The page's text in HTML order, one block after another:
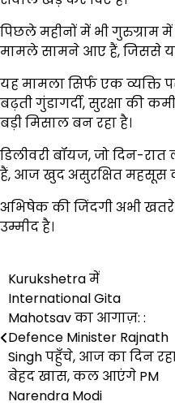
पिछले महीनों में भी गुरुग्राम
मामले सामने आए हैं, जिससे यह
यह मामला सिर्फ एक व्यक्ति
बढ़ती गुंडागर्दी, सुरक्षा की
बड़ी मिसाल बन रहा है।
डिलीवरी बॉयज, जो दिन-
हैं, आज खुद असुरक्षित महसूस
अभिषेक की जिंदगी अभी
उम्मीद है।
Post
navigation
Kurukshetra में
International Gita
Mahotsav का आगाज़: :
Defence Minister Rajnath
Singh पहुँचे, आज का दिन
बेहद खास, कल आएंगे PM
Narendra Modi